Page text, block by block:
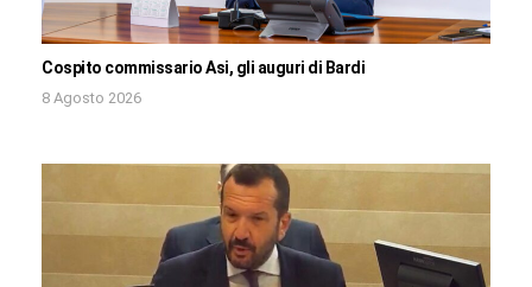
Cospito commissario Asi, gli auguri di Bardi
8 Agosto 2026